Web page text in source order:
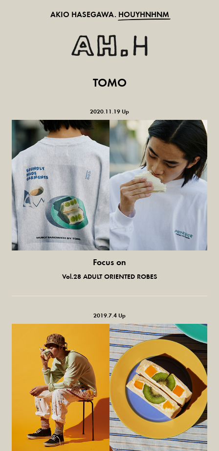
AKIO HASEGAWA. HOUYHNHNM
TOMO
2020.11.19 Up
Focus on
気になる服とか人とか。
Vol.28 ADULT ORIENTED ROBES
2019.7.4 Up